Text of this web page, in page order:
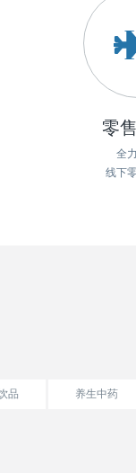
零
全
线下
品 养生中药